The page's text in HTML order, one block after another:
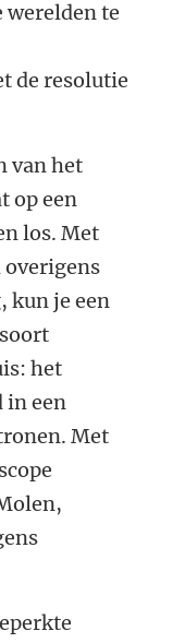
werelden te
de resolutie
van het
op een
los. Met
kun je een
het
in een
Met